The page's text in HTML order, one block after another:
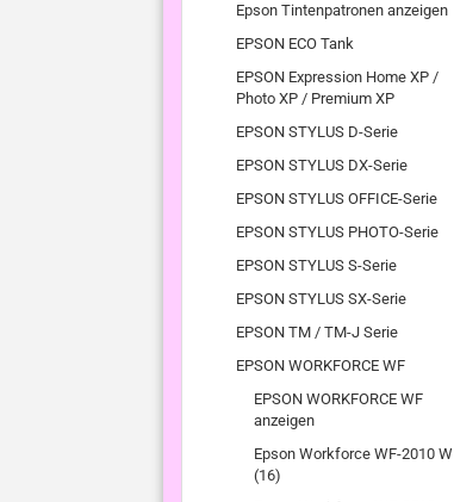
Epson Tintenpatronen anzeigen
EPSON ECO Tank
EPSON Expression Home XP /
Photo XP / Premium XP
EPSON STYLUS D-Serie
EPSON STYLUS DX-Serie
EPSON STYLUS OFFICE-Serie
EPSON STYLUS PHOTO-Serie
EPSON STYLUS S-Serie
EPSON STYLUS SX-Serie
EPSON TM / TM-J Serie
EPSON WORKFORCE WF
EPSON WORKFORCE WF
anzeigen
Epson Workforce WF-2010 W
(16)